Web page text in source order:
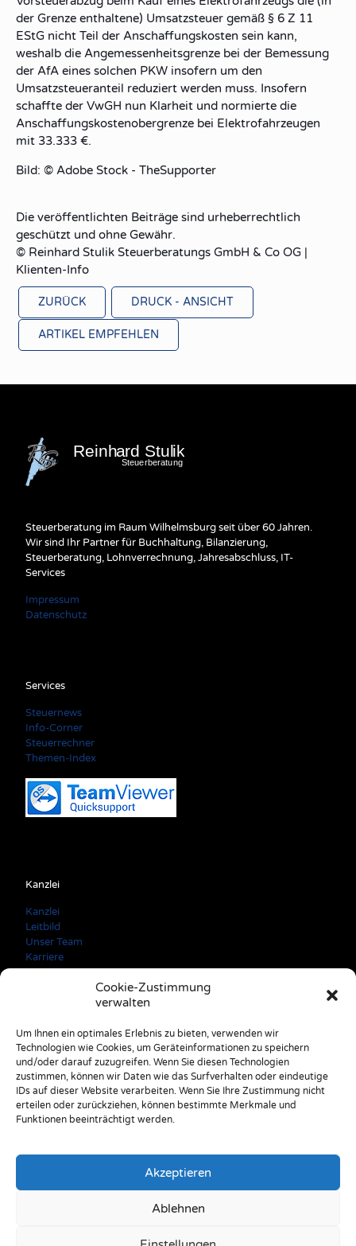
Cookie-Zustimmung
verwalten
Um Ihnen ein optimales Erlebnis zu bieten, verwenden wir
Technologien wie Cookies, um Geräteinformationen zu speichern
und/oder darauf zuzugreifen. Wenn Sie diesen Technologien
zustimmen, können wir Daten wie das Surfverhalten oder eindeutige
IDs auf dieser Website verarbeiten. Wenn Sie Ihre Zustimmung nicht
erteilen oder zurückziehen, können bestimmte Merkmale und
Funktionen beeinträchtigt werden.
Akzeptieren
Ablehnen
der Grenze enthaltene) Umsatzsteuer gemäß § 6 Z 11
EStG nicht Teil der Anschaffungskosten sein kann,
weshalb die Angemessenheitsgrenze bei der Bemessung
der AfA eines solchen PKW insofern um den
Umsatzsteueranteil reduziert werden muss. Insofern
schaffte der VwGH nun Klarheit und normierte die
Anschaffungskostenobergrenze bei Elektrofahrzeugen
mit 33.333 €.
Bild: © Adobe Stock - TheSupporter
Die veröffentlichten Beiträge sind urheberrechtlich
geschützt und ohne Gewähr.
© Reinhard Stulik Steuerberatungs GmbH & Co OG |
Klienten-Info
ZURÜCK DRUCK - ANSICHT
ARTIKEL EMPFEHLEN
Steuerberatung im Raum Wilhelmsburg seit über 60 Jahren.
Wir sind Ihr Partner für Buchhaltung, Bilanzierung,
Steuerberatung, Lohnverrechnung, Jahresabschluss, IT-
Services
Impressum
Datenschutz
Services
Steuernews
Info-Corner
Steuerrechner
Themen-Index
Kanzlei
Kanzlei
Leitbild
Unser Team
Karriere
Kontaktdaten
A: 3150 Wilhelmsburg Färbergasse 3
E: office@stulik.at
T: +43 2746 2520
© 2025 - Reinhard Stulik Steuerberatungs GmbH & Co OG